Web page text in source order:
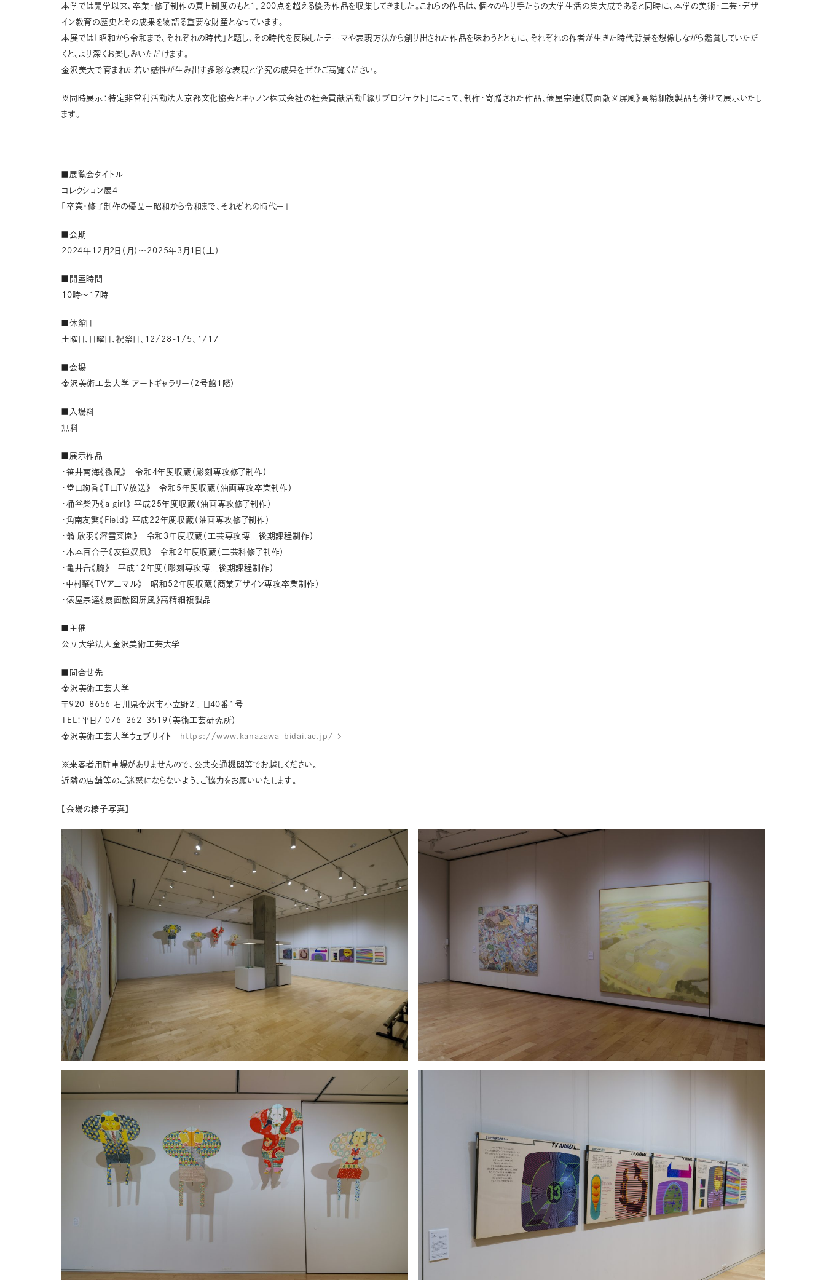
本学では開学以来、卒業・修了制作の買上制度のもと1，200点を超える優秀作品を収集してきました。これらの作品は、個々の作り手たちの大学生活の集大成であると同時に、本学の美術・工芸・デザ
イン教育の歴史とその成果を物語る重要な財産となっています。
本展では「昭和から令和まで、それぞれの時代」と題し、その時代を反映したテーマや表現方法から創り出された作品を味わうとともに、それぞれの作者が生きた時代背景を想像しながら鑑賞していただ
くと、より深くお楽しみいただけます。
金沢美大で育まれた若い感性が生み出す多彩な表現と学究の成果をぜひご高覧ください。
※同時展示：特定非営利活動法人京都文化協会とキャノン株式会社の社会貢献活動「綴りプロジェクト」によって、制作・寄贈された作品、俵屋宗達《扇面散図屏風》高精細複製品も併せて展示いたし
ます。
■展覧会タイトル
コレクション展4
「卒業・修了制作の優品ー昭和から令和まで、それぞれの時代ー」
■会期
2024年12月2日（月）～2025年3月1日（土）
■開室時間
10時～17時
■休館日
土曜日、日曜日、祝祭日、12/28-1/5、1/17
■会場
金沢美術工芸大学 アートギャラリー（2号館1階）
■入場料
無料
■展示作品
・笹井南海《微風》 令和4年度収蔵（彫刻専攻修了制作）
・當山絢香《T山TV放送》 令和5年度収蔵（油画専攻卒業制作）
・桶谷柴乃《a girl》 平成25年度収蔵（油画専攻修了制作）
・角南友繁《Field》 平成22年度収蔵（油画専攻修了制作）
・翁 欣羽《溶雪菜園》 令和3年度収蔵（工芸専攻博士後期課程制作）
・木本百合子《友禅奴凧》 令和2年度収蔵（工芸科修了制作）
・亀井岳《腕》 平成12年度（彫刻専攻博士後期課程制作）
・中村肇《TVアニマル》 昭和52年度収蔵（商業デザイン専攻卒業制作）
・俵屋宗達《扇面散図屏風》高精細複製品
■主催
公立大学法人金沢美術工芸大学
■問合せ先
金沢美術工芸大学
〒920-8656 石川県金沢市小立野2丁目40番1号
TEL：平日/ 076-262-3519（美術工芸研究所）
金沢美術工芸大学ウェブサイト
https://www.kanazawa-bidai.ac.jp/
※来客者用駐車場がありませんので、公共交通機関等でお越しください。
近隣の店舗等のご迷惑にならないよう、ご協力をお願いいたします。
【会場の様子写真】